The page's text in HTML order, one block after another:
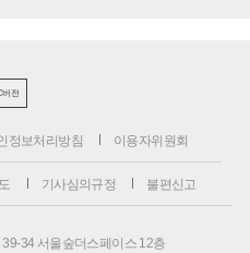
버전
정보처리방침 이용자위원회
기사심의규정 불편신고
34 서울숲더스페이스 12층